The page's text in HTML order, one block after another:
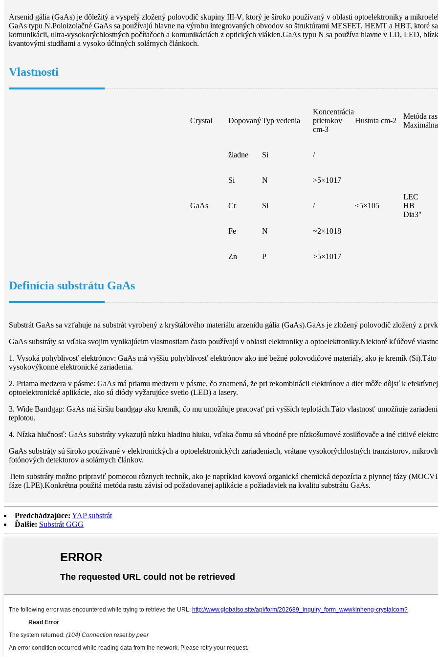
Arsenid gália (GaAs) je dôležitý a vyspelý zložený polovodič skupiny III-Ⅴ, ktorý je široko používaný v oblasti optoelektroniky a
GaAs typu N.Poloizolačné GaAs sa používajú hlavne na výrobu integrovaných obvodov so štruktúrami MESFET, HEMT a HBT, ktoré
komunikácii, ultra-vysokorýchlostných počítačoch a komunikáciách z optických vlákien.GaAs typu N sa používa hlavne v LD, LED,
kvantovými studňami a vysoko účinných solárnych článkoch.
Vlastnosti
Crystal DopovanýTyp vedenia
Koncentrácia
prietokov
cm-3
Hustota cm-2
Metóda
GaAs
žiadne Si /
<5×105
LEC
HB
Dia3″
Si N >5×1017
Cr Si /
Fe N ~2×1018
Zn P >5×1017
Definícia substrátu GaAs
Substrát GaAs sa vzťahuje na substrát vyrobený z kryštálového materiálu arzenidu gália (GaAs).GaAs je zložený polovodič zložený z
GaAs substráty sa vďaka svojim vynikajúcim vlastnostiam často používajú v oblasti elektroniky a optoelektroniky.Niektoré kľúčové
1. Vysoká pohyblivosť elektrónov: GaAs má vyššiu pohyblivosť elektrónov ako iné bežné polovodičové materiály, ako je kremík
vysokovýkonné elektronické zariadenia.
2. Priama medzera v pásme: GaAs má priamu medzeru v pásme, čo znamená, že pri rekombinácii elektrónov a dier môže dôjsť k
optoelektronické aplikácie, ako sú diódy vyžarujúce svetlo (LED) a lasery.
3. Wide Bandgap: GaAs má širšiu bandgap ako kremík, čo mu umožňuje pracovať pri vyšších teplotách.Táto vlastnosť umožňuje
teplotou.
4. Nízka hlučnosť: GaAs substráty vykazujú nízku hladinu hluku, vďaka čomu sú vhodné pre nízkošumové zosilňovače a iné citlivé
GaAs substráty sú široko používané v elektronických a optoelektronických zariadeniach, vrátane vysokorýchlostných tranzistorov,
fotónových detektorov a solárnych článkov.
Tieto substráty možno pripraviť pomocou rôznych techník, ako je napríklad kovová organická chemická depozícia z plynnej fázy
fáze (LPE).Konkrétna použitá metóda rastu závisí od požadovanej aplikácie a požiadaviek na kvalitu substrátu GaAs.
Predchádzajúce: YAP substrát
Ďalšie: Substrát GGG